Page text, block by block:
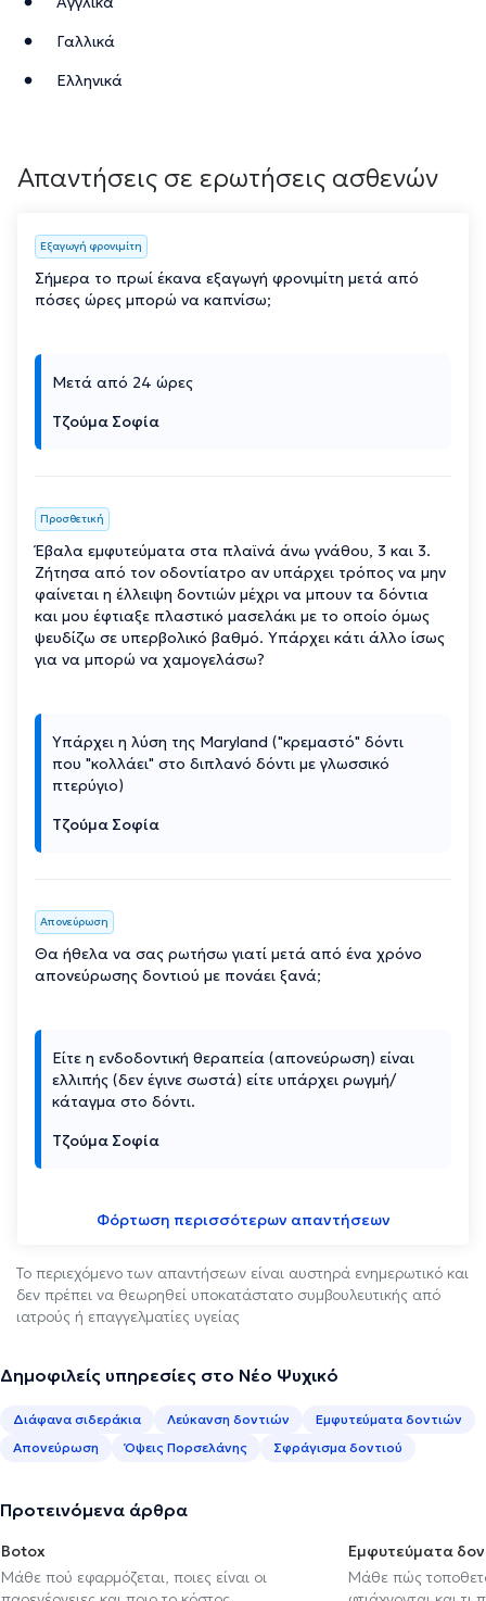
Γαλλικά
Ελληνικά
Απαντήσεις σε ερωτήσεις ασθενών
Εξαγωγή φρονιμίτη
Σήμερα το πρωί έκανα εξαγωγή φρονιμίτη μετά από
πόσες ώρες μπορώ να καπνίσω;
Μετά από 24 ώρες
Τζούμα Σοφία
Προσθετική
Έβαλα εμφυτεύματα στα πλαϊνά άνω γνάθου, 3 και 3.
Ζήτησα από τον οδοντίατρο αν υπάρχει τρόπος να μην
φαίνεται η έλλειψη δοντιών μέχρι να μπουν τα δόντια
και μου έφτιαξε πλαστικό μασελάκι με το οποίο όμως
ψευδίζω σε υπερβολικό βαθμό. Υπάρχει κάτι άλλο ίσως
για να μπορώ να χαμογελάσω?
Υπάρχει η λύση της Maryland ("κρεμαστό" δόντι
που "κολλάει" στο διπλανό δόντι με γλωσσικό
πτερύγιο)
Τζούμα Σοφία
Απονεύρωση
Θα ήθελα να σας ρωτήσω γιατί μετά από ένα χρόνο
απονεύρωσης δοντιού με πονάει ξανά;
Είτε η ενδοδοντική θεραπεία (απονεύρωση) είναι
ελλιπής (δεν έγινε σωστά) είτε υπάρχει ρωγμή/
κάταγμα στο δόντι.
Τζούμα Σοφία
Φόρτωση περισσότερων απαντήσεων
Το περιεχόμενο των απαντήσεων είναι αυστηρά ενημερωτικό και
δεν πρέπει να θεωρηθεί υποκατάστατο συμβουλευτικής από
ιατρούς ή επαγγελματίες υγείας
Δημοφιλείς υπηρεσίες στο Νέο Ψυχικό
Διάφανα σιδεράκια Λεύκανση δοντιών
Εμφυτεύματα δοντιών
Απονεύρωση
Όψεις Πορσελάνης Σφράγισμα δοντιού
Προτεινόμενα άρθρα
Botox
Μάθε πού εφαρμόζεται, ποιες είναι οι
Εμφυτεύματα
Μάθε πώς